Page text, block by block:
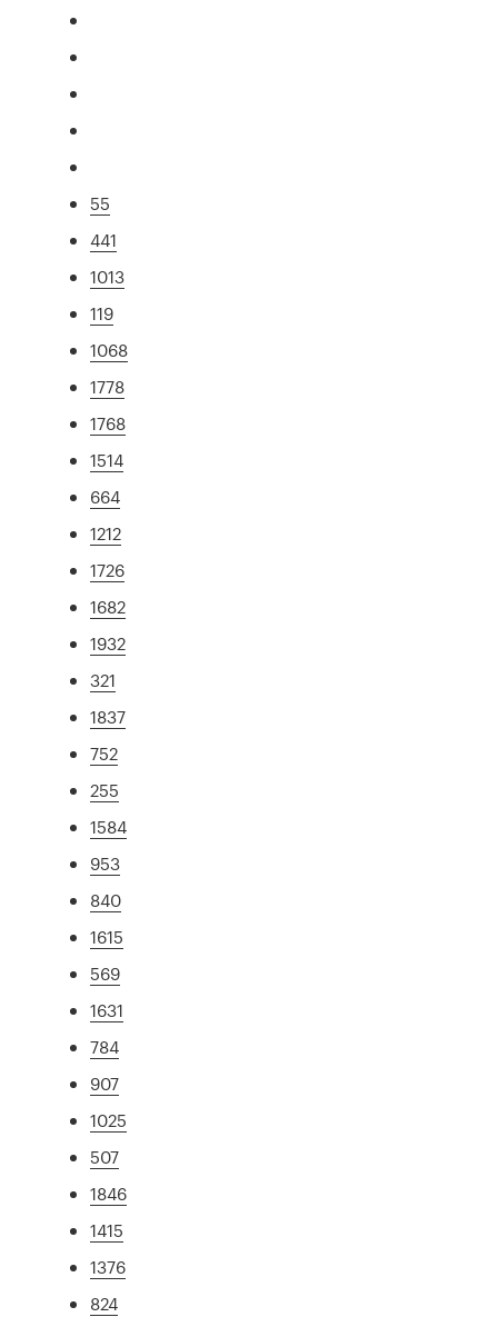
55
441
1013
119
1068
1778
1768
1514
664
1212
1726
1682
1932
321
1837
752
255
1584
953
840
1615
569
1631
784
907
1025
507
1846
1415
1376
824